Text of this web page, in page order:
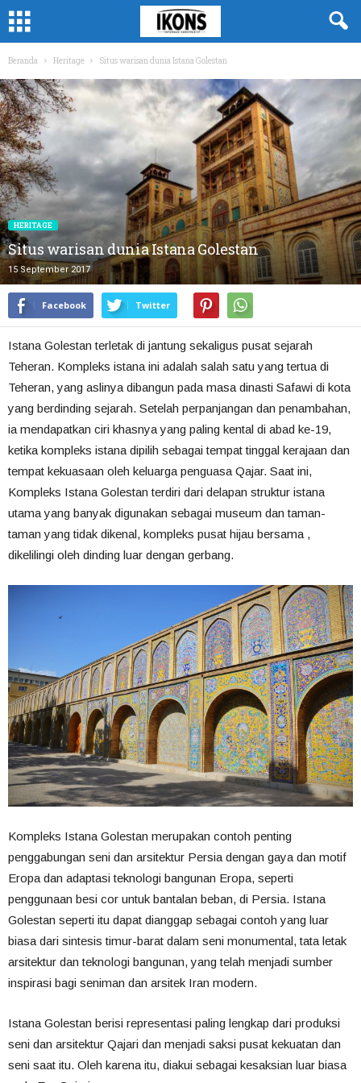
Beranda Heritage Situs warisan dunia Istana Golestan
HERITAGE
Situs warisan dunia Istana Golestan
15 September 2017
Facebook Twitter
Istana Golestan terletak di jantung sekaligus pusat sejarah
Teheran. Kompleks istana ini adalah salah satu yang tertua di
Teheran, yang aslinya dibangun pada masa dinasti Safawi di kota
yang berdinding sejarah. Setelah perpanjangan dan penambahan,
ia mendapatkan ciri khasnya yang paling kental di abad ke-19,
ketika kompleks istana dipilih sebagai tempat tinggal kerajaan dan
tempat kekuasaan oleh keluarga penguasa Qajar. Saat ini,
Kompleks Istana Golestan terdiri dari delapan struktur istana
utama yang banyak digunakan sebagai museum dan taman-
taman yang tidak dikenal, kompleks pusat hijau bersama ,
dikelilingi oleh dinding luar dengan gerbang.
Kompleks Istana Golestan merupakan contoh penting
penggabungan seni dan arsitektur Persia dengan gaya dan motif
Eropa dan adaptasi teknologi bangunan Eropa, seperti
penggunaan besi cor untuk bantalan beban, di Persia. Istana
Golestan seperti itu dapat dianggap sebagai contoh yang luar
biasa dari sintesis timur-barat dalam seni monumental, tata letak
arsitektur dan teknologi bangunan, yang telah menjadi sumber
inspirasi bagi seniman dan arsitek Iran modern.
Istana Golestan berisi representasi paling lengkap dari produksi
seni dan arsitektur Qajari dan menjadi saksi pusat kekuatan dan
seni saat itu. Oleh karena itu, diakui sebagai kesaksian luar biasa